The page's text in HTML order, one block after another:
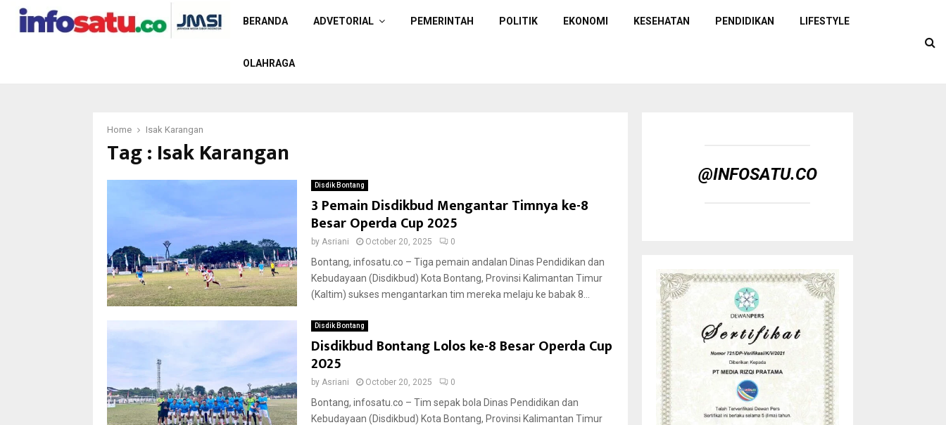
BERANDA ADVETORIAL PEMERINTAH POLITIK EKONOMI KESEHATAN PENDIDIKAN LIFESTYLE
OLAHRAGA
Home Isak Karangan
Tag : Isak Karangan
Disdik Bontang
3 Pemain Disdikbud Mengantar Timnya ke-8
Besar Operda Cup 2025
by Asriani October 20, 2025 0
Bontang, infosatu.co – Tiga pemain andalan Dinas Pendidikan dan
Kebudayaan (Disdikbud) Kota Bontang, Provinsi Kalimantan Timur
(Kaltim) sukses mengantarkan tim mereka melaju ke babak 8...
Disdik Bontang
Disdikbud Bontang Lolos ke-8 Besar Operda Cup
2025
by Asriani October 20, 2025 0
Bontang, infosatu.co – Tim sepak bola Dinas Pendidikan dan
Kebudayaan (Disdikbud) Kota Bontang, Provinsi Kalimantan Timur
@INFOSATU.CO